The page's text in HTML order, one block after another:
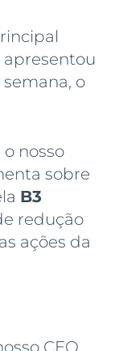
apresentou
o
o nosso
sobre
B3
redução
ações da
CEO,